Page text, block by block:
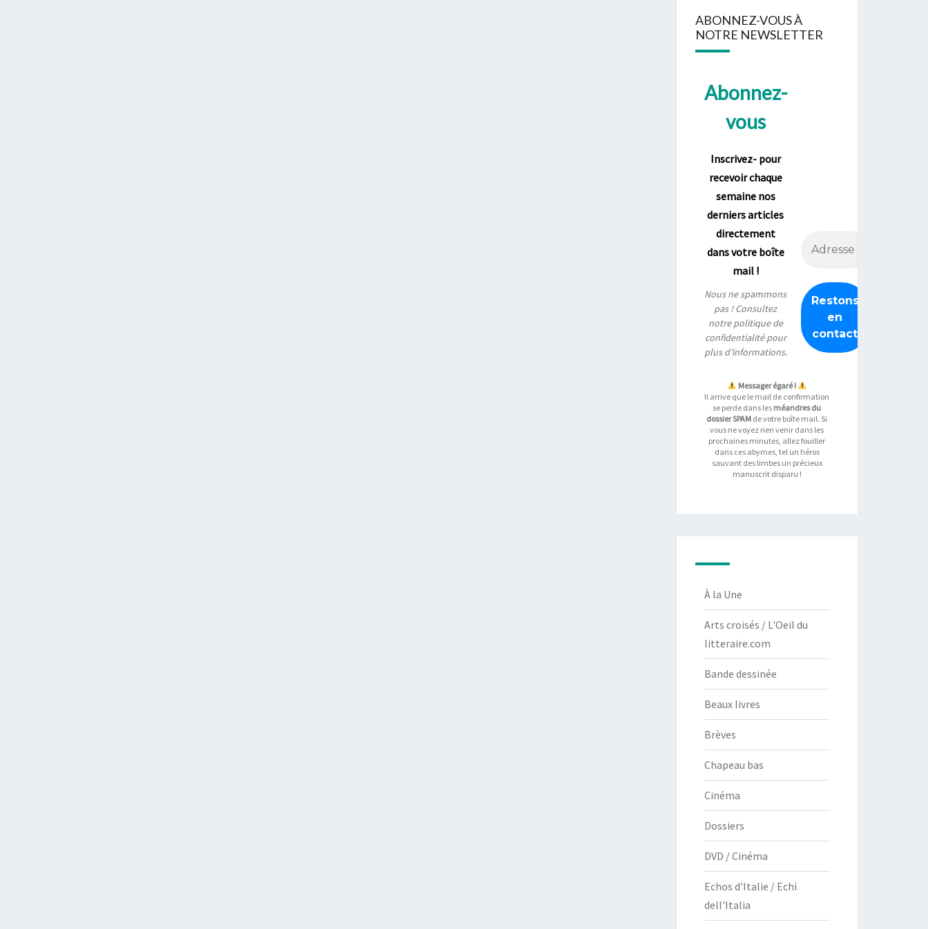
ABONNEZ-VOUS À
NOTRE NEWSLETTER
Abonnez-
vous
Inscrivez- pour
recevoir chaque
semaine nos
derniers articles
directement
dans votre boîte
mail !
Nous ne spammons
pas ! Consultez
notrepolitique de
confidentialitépour
plus d’informations.
Messager égaré !
Il arrive que le mail de confirmation
se perde dans les méandres du
dossier SPAM de votre boîte mail. Si
vous ne voyez rien venir dans les
prochaines minutes, allez fouiller
dans ces abymes, tel un héros
sauvant des limbes un précieux
manuscrit disparu !
À la Une
Arts croisés / L'Oeil du
litteraire.com
Bande dessinée
Beaux livres
Brèves
Chapeau bas
Cinéma
Dossiers
DVD / Cinéma
Echos d'Italie / Echi
dell'Italia